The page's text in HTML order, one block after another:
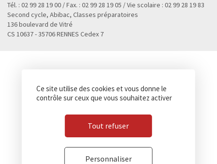
Tél. : 02 99 28 19 00 / Fax. : 02 99 28 19 05 / Vie scolaire : 02 99 28 19 83
Second cycle, Abibac, Classes préparatoires
136 boulevard de Vitré
CS 10637 - 35706 RENNES Cedex 7
Ce site utilise des cookies et vous donne le
contrôle sur ceux que vous souhaitez activer
Tout refuser
Personnaliser